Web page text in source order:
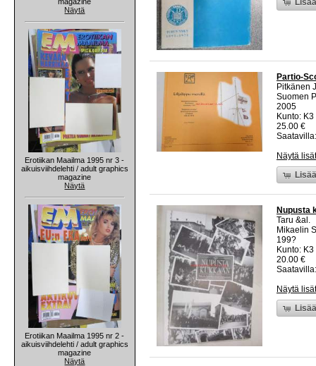
Näytä
Erotiikan Maailma 1995 nr 3 -
aikuisviihdelehti / adult graphics
magazine
Näytä
Erotiikan Maailma 1995 nr 2 -
aikuisviihdelehti / adult graphics
magazine
Näytä
Partio-
Pitkänen
Suomen
2005
Kunto:
25.00 €
Näytä
Nupusta
Taru &al.
Mikaelin
199?
Kunto:
20.00 €
Näytä